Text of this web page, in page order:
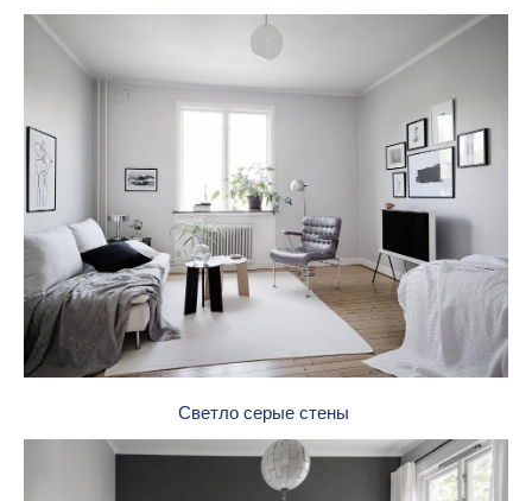
Светло серые стены